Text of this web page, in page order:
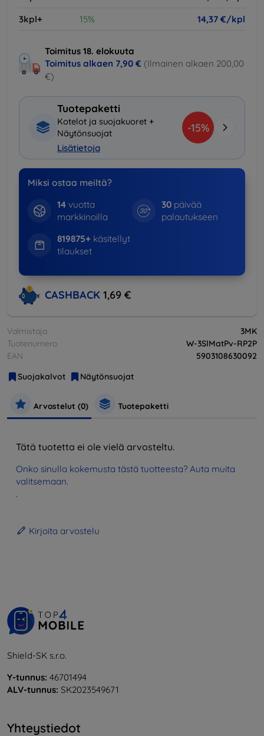
3kpl+
15% 14,37 €/kpl
Toimitus 18. elokuuta
Toimitus alkaen 7,90 € (Ilmainen alkaen 200,00
€)
Tuotepaketti
Kotelot ja suojakuoret +
Näytönsuojat
Lisätietoja
-15%
Miksi ostaa meiltä?
14vuotta
markkinoilla
30 päivää
palautukseen
819875+käsitellyt
tilaukset
CASHBACK 1,69 €
Valmistaja
3MK
Tuotenumero
W-3SlMatPv-RP2P
EAN
5903108630092
Suojakalvot
Näytönsuojat
Arvostelut (0) Tuotepaketti
Tätä tuotetta ei ole vielä arvosteltu.
Onko sinulla kokemusta tästä tuotteesta? Auta muita
valitsemaan.
.
Kirjoita arvostelu
Shield-SK s.r.o.
Y-tunnus: 46701494
ALV-tunnus: SK2023549671
Yhteystiedot